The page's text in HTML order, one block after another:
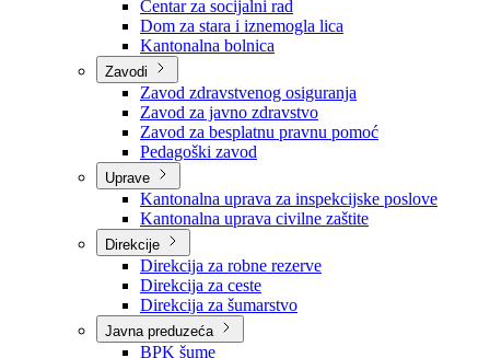
Služba za zapošljavanje
Ustanove
Centar za socijalni rad
Dom za stara i iznemogla lica
Kantonalna bolnica
Zavodi
Zavod zdravstvenog osiguranja
Zavod za javno zdravstvo
Zavod za besplatnu pravnu pomoć
Pedagoški zavod
Uprave
Kantonalna uprava za inspekcijske poslove
Kantonalna uprava civilne zaštite
Direkcije
Direkcija za robne rezerve
Direkcija za ceste